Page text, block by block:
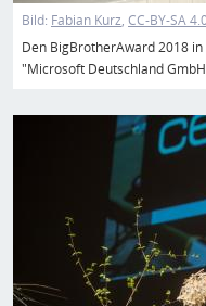
Bild: Fabian Kurz CC-BY-SA
Den BigBrotherAward 2018
"Microsoft Deutschland
Bild